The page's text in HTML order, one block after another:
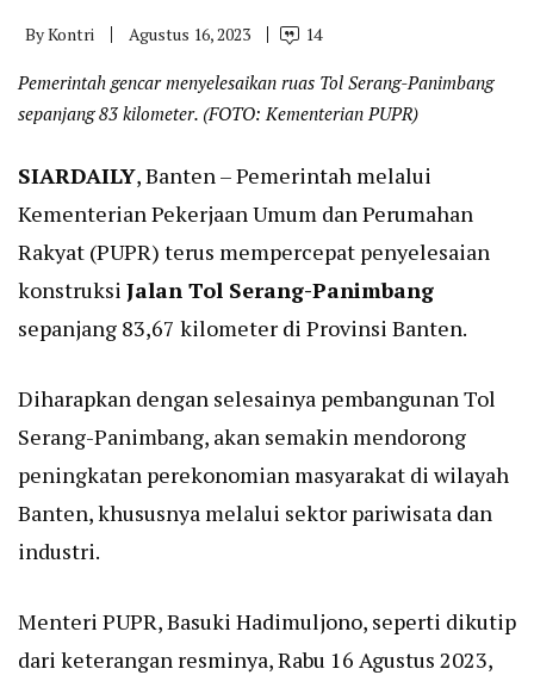
ByKontri Agustus 16, 2023 14
Pemerintah gencar menyelesaikan ruas Tol Serang-Panimbang
sepanjang 83 kilometer. (FOTO: Kementerian PUPR)
SIARDAILY, Banten – Pemerintah melalui
Kementerian Pekerjaan Umum dan Perumahan
Rakyat (PUPR) terus mempercepat penyelesaian
konstruksi Jalan Tol Serang-Panimbang
sepanjang 83,67 kilometer di Provinsi Banten.
Diharapkan dengan selesainya pembangunan Tol
Serang-Panimbang, akan semakin mendorong
peningkatan perekonomian masyarakat di wilayah
Banten, khususnya melalui sektor pariwisata dan
industri.
Menteri PUPR, Basuki Hadimuljono, seperti dikutip
dari keterangan resminya, Rabu 16 Agustus 2023,